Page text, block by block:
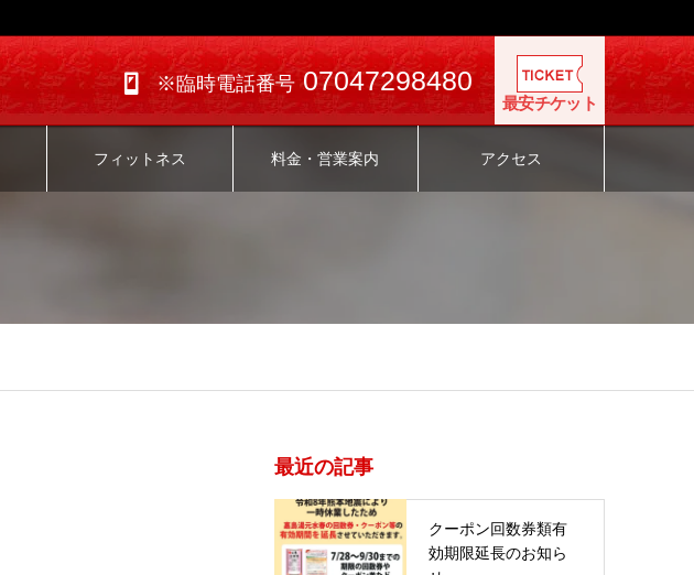
※臨時電話番号07047298480
最安チケット
フィットネス 料金・営業案内 アクセス
最近の記事
クーポン回数券類有
効期限延長のお知ら